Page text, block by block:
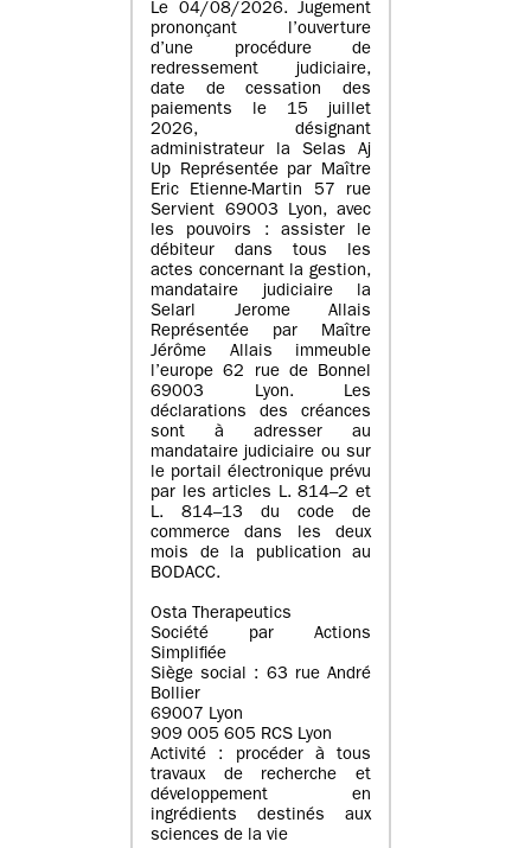
Le 04/08/2026. Jugement
prononçant l’ouverture
d’une procédure de
redressement judiciaire,
date de cessation des
paiements le 15 juillet
2026, désignant
administrateur la Selas Aj
Up Représentée par Maître
Eric Etienne-Martin 57 rue
Servient 69003 Lyon, avec
les pouvoirs : assister le
débiteur dans tous les
actes concernant la gestion,
mandataire judiciaire la
Selarl Jerome Allais
Représentée par Maître
Jérôme Allais immeuble
l’europe 62 rue de Bonnel
69003 Lyon. Les
déclarations des créances
sont à adresser au
mandataire judiciaire ou sur
le portail électronique prévu
par les articles L. 814–2 et
L. 814–13 du code de
commerce dans les deux
mois de la publication au
BODACC.
Osta Therapeutics
Société par Actions
Simplifiée
Siège social : 63 rue André
Bollier
69007 Lyon
909 005 605 RCS Lyon
Activité : procéder à tous
travaux de recherche et
développement en
ingrédients destinés aux
sciences de la vie